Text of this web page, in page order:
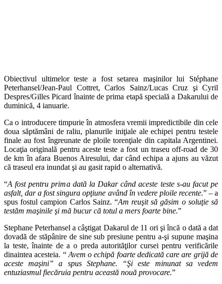
Obiectivul ultimelor teste a fost setarea maşinilor lui Stéphane
Peterhansel/Jean-Paul Cottret, Carlos Sainz/Lucas Cruz şi Cyril
Despres/Gilles Picard înainte de prima etapă specială a Dakarului de
duminică, 4 ianuarie.
Ca o introducere timpurie în atmosfera vremii impredictibile din cele
doua săptămâni de raliu, planurile iniţiale ale echipei pentru testele
finale au fost îngreunate de ploile torenţiale din capitala Argentinei.
Locaţia originală pentru aceste teste a fost un traseu off-road de 30
de km în afara Buenos Airesului, dar când echipa a ajuns au văzut
că traseul era inundat şi au gasit rapid o alternativă.
“A fost pentru prima dată la Dakar când aceste teste s-au facut pe
asfalt, dar a fost singura opţiune având în vedere ploile recente.” – a
spus fostul campion Carlos Sainz. “Am reuşit să găsim o soluţie să
testăm maşinile şi mă bucur că totul a mers foarte bine.”
Stephane Peterhansel a câştigat Dakarul de 11 ori şi încă o dată a dat
dovadă de stăpânire de sine sub presiune pentru a-şi supune maşina
la teste, înainte de a o preda autorităţilor cursei pentru verificările
dinaintea acesteia. “ Avem o echipă foarte dedicată care are grijă de
aceste maşini” a spus Stephane. “Şi este minunat sa vedem
entuziasmul fiecăruia pentru această nouă provocare.”